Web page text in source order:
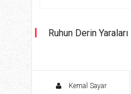
Ruhun Derin Yaraları
Kemal Sayar